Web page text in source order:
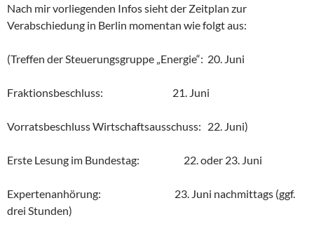
Nach mir vorliegenden Infos sieht der Zeitplan zur
Verabschiedung in Berlin momentan wie folgt aus:
(Treffen der Steuerungsgruppe „Energie“: 20. Juni
Fraktionsbeschluss: 21. Juni
Vorratsbeschluss Wirtschaftsausschuss: 22. Juni)
Erste Lesung im Bundestag: 22. oder 23. Juni
Expertenanhörung: 23. Juni nachmittags (ggf.
drei Stunden)